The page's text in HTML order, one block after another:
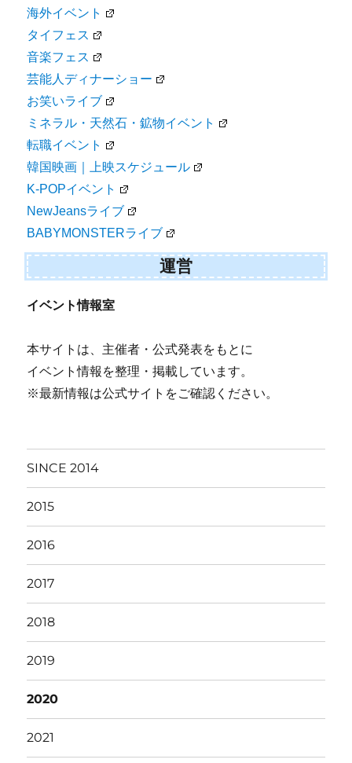
海外イベント
タイフェス
音楽フェス
芸能人ディナーショー
お笑いライブ
ミネラル・天然石・鉱物イベント
転職イベント
韓国映画｜上映スケジュール
K-POPイベント
NewJeansライブ
BABYMONSTERライブ
運営
イベント情報室
本サイトは、主催者・公式発表をもとに
イベント情報を整理・掲載しています。
※最新情報は公式サイトをご確認ください。
SINCE 2014
2015
2016
2017
2018
2019
2020
2021